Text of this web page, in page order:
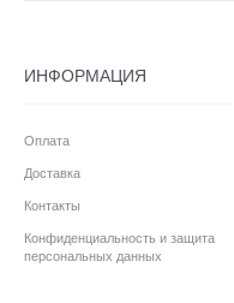
ИНФОРМАЦИЯ
Оплата
Доставка
Контакты
Конфиденциальность и защита
персональных данных